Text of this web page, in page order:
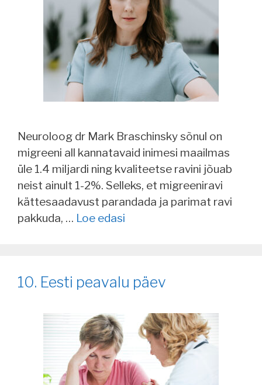
Neuroloog dr Mark Braschinsky sõnul on
migreeni all kannatavaid inimesi maailmas
üle 1.4 miljardi ning kvaliteetse ravini jõuab
neist ainult 1-2%. Selleks, et migreeniravi
kättesaadavust parandada ja parimat ravi
pakkuda, … Loe edasi
10. Eesti peavalu päev